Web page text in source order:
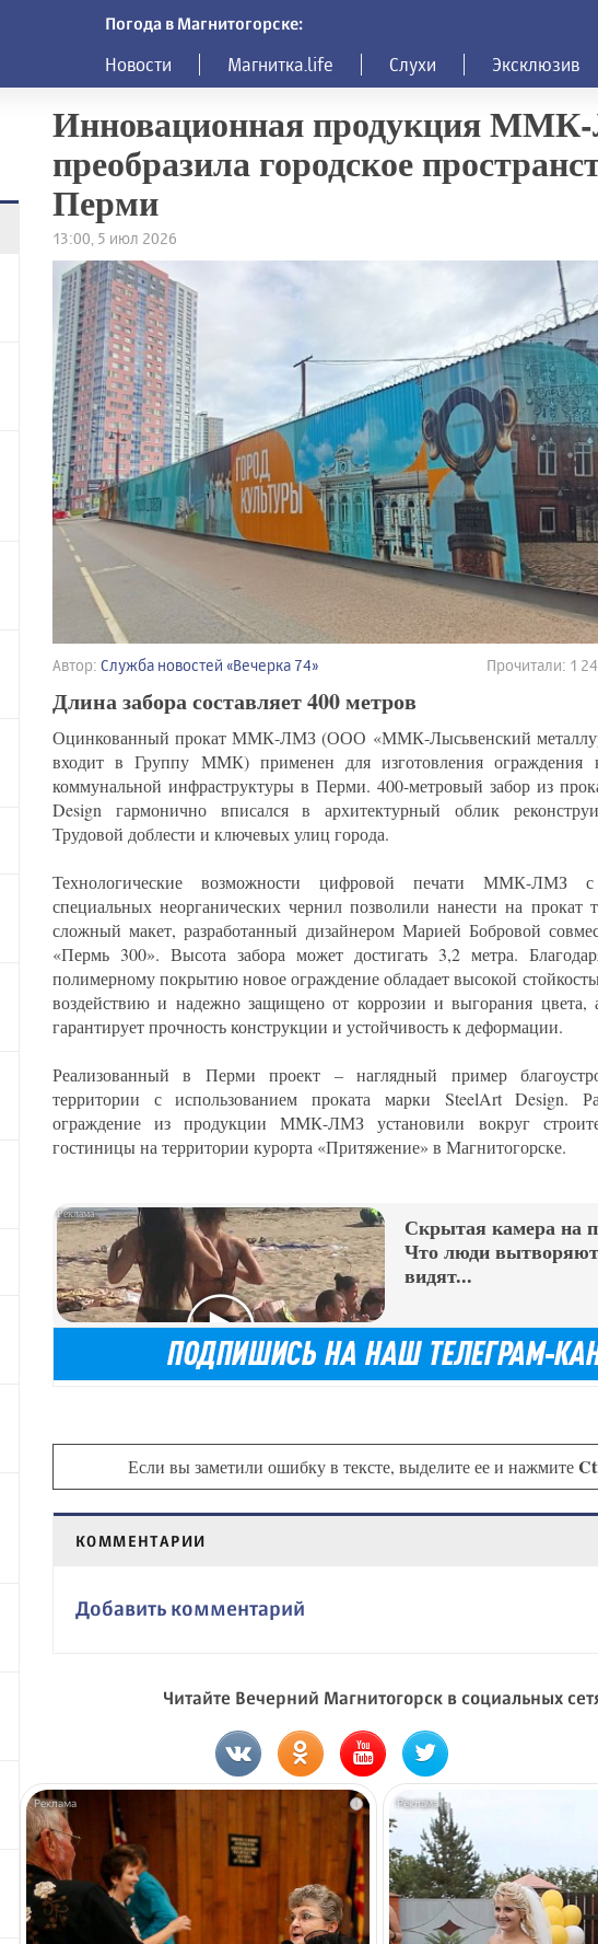
Погода в Магнитогорске:
Новости Магнитка.life Слухи Эксклюзив
Инновационная продукция
преобразила городское
Перми
13:00, 5 июл 2026
Автор: Служба новостей «Вечерка 74» Прочитали: 1
Длина забора составляет 400 метров
Оцинкованный прокат ММК-ЛМЗ (ООО «ММК-Лысьвенский
входит в Группу ММК) применен для изготовления ограждения
коммунальной инфраструктуры в Перми. 400-метровый забор из
Design гармонично вписался в архитектурный облик
Трудовой доблести и ключевых улиц города.
Технологические возможности цифровой печати ММК-ЛМЗ с
специальных неорганических чернил позволили нанести на
сложный макет, разработанный дизайнером Марией Бобровой
«Пермь 300». Высота забора может достигать 3,2 метра.
полимерному покрытию новое ограждение обладает высокой
воздействию и надежно защищено от коррозии и выгорания цвета,
гарантирует прочность конструкции и устойчивость к деформации.
Реализованный в Перми проект – наглядный пример
территории с использованием проката марки SteelArt Design.
ограждение из продукции ММК-ЛМЗ установили вокруг
гостиницы на территории курорта «Притяжение» в Магнитогорске.
Скрытая камера на
Что люди
видят...
Если вы заметили ошибку в тексте, выделите ее и нажмите
КОММЕНТАРИИ
Добавить комментарий
Читайте Вечерний Магнитогорск в социальных
i